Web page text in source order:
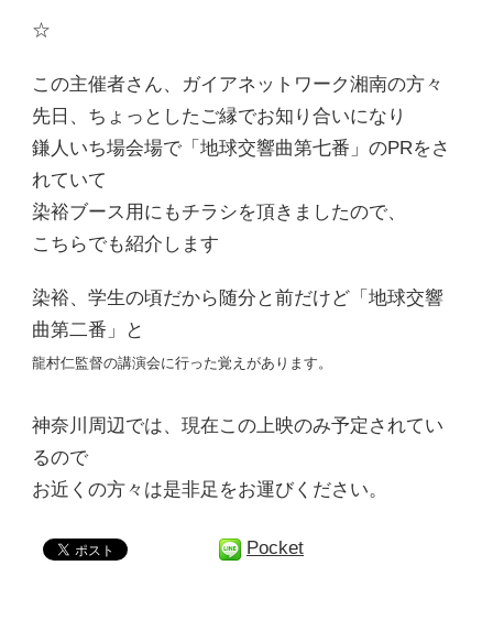
☆
この主催者さん、ガイアネットワーク湘南の方々
先日、ちょっとしたご縁でお知り合いになり
鎌人いち場会場で「地球交響曲第七番」のPRをさ
れていて
染裕ブース用にもチラシを頂きましたので、
こちらでも紹介します
染裕、学生の頃だから随分と前だけど「地球交響
曲第二番」と
龍村仁監督の講演会に行った覚えがあります。
神奈川周辺では、現在この上映のみ予定されてい
るので
お近くの方々は是非足をお運びください。
Pocket